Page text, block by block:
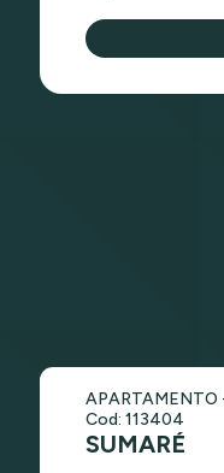
APARTAMENTO
Cod: 113404
SUMARÉ